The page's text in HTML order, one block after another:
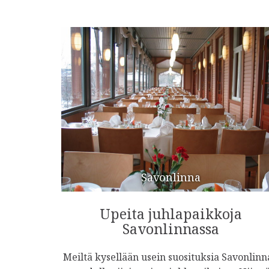
Savonlinna
Upeita juhlapaikkoja
Savonlinnassa
Meiltä kysellään usein suosituksia